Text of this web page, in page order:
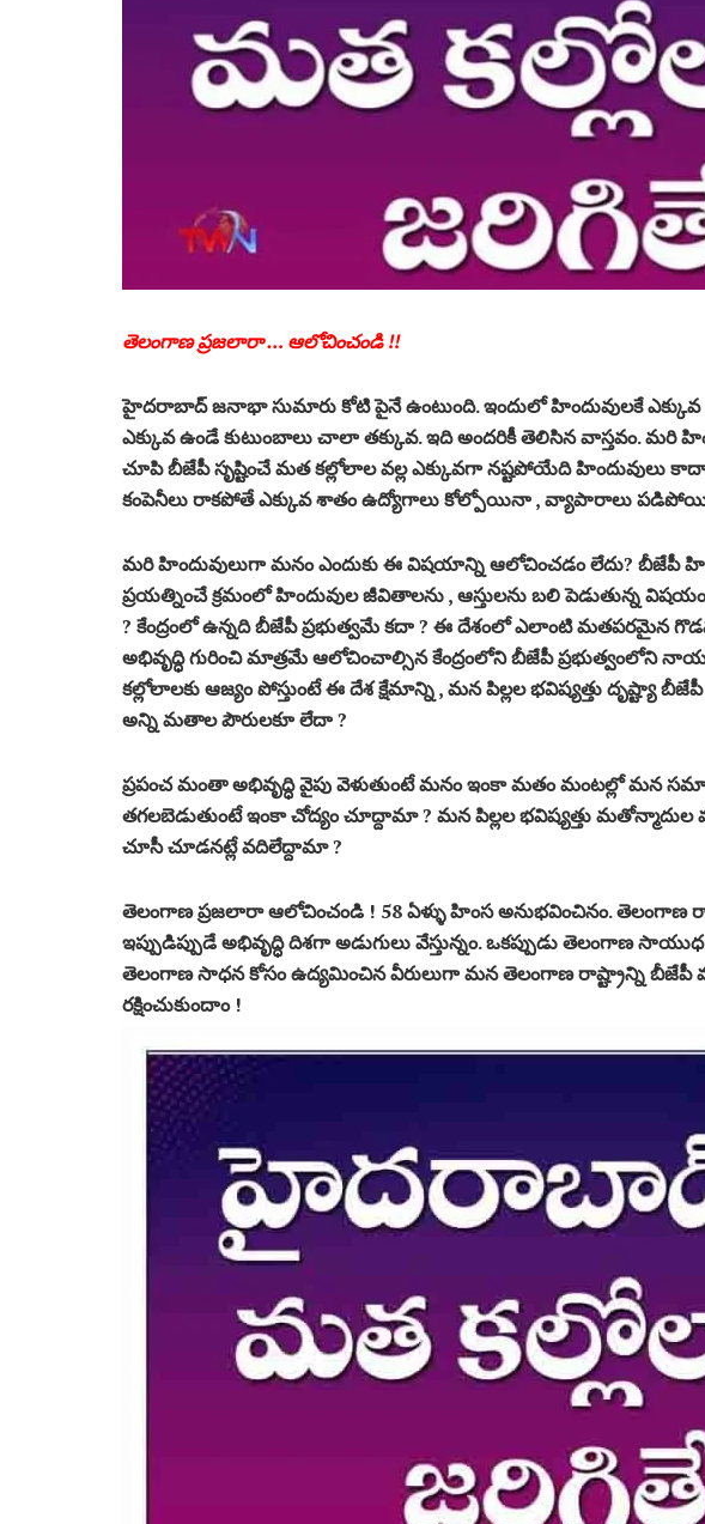
తెలంగాణ ప్రజలారా … ఆలోచించండి !!
హైదరాబాద్ జనాభా సుమారు కోటి పైనే ఉంటుంది. ఇందులో హిందువులకే ఎక్కువ
ఎక్కువ ఉండే కుటుంబాలు చాలా తక్కువ. ఇది అందరికీ తెలిసిన వాస్తవం. మరి
చూపి బీజేపీ సృష్టించే మత కల్లోలాల వల్ల ఎక్కువగా నష్టపోయేది హిందువులు
కంపెనీలు రాకపోతే ఎక్కువ శాతం ఉద్యోగాలు కోల్పోయినా , వ్యాపారాలు పడిపోయినా
మరి హిందువులుగా మనం ఎందుకు ఈ విషయాన్ని ఆలోచించడం లేదు? బీజేపీ
ప్రయత్నించే క్రమంలో హిందువుల జీవితాలను , ఆస్తులను బలి పెడుతున్న విషయం
? కేంద్రంలో ఉన్నది బీజేపీ ప్రభుత్వమే కదా ? ఈ దేశంలో ఎలాంటి మతపరమైన
అభివృద్ధి గురించి మాత్రమే ఆలోచించాల్సిన కేంద్రంలోని బీజేపీ ప్రభుత్వంలోని
కల్లోలాలకు ఆజ్యం పోస్తుంటే ఈ దేశ క్షేమాన్ని , మన పిల్లల భవిష్యత్తు దృష్ట్యా
అన్ని మతాల పౌరులకూ లేదా ?
ప్రపంచ మంతా అభివృద్ధి వైపు వెళుతుంటే మనం ఇంకా మతం మంటల్లో మన
తగలబెడుతుంటే ఇంకా చోద్యం చూద్దామా ? మన పిల్లల భవిష్యత్తు మతోన్మాదుల
చూసీ చూడనట్లే వదిలేద్దామా ?
తెలంగాణ ప్రజలారా ఆలోచించండి ! 58 ఏళ్ళు హింస అనుభవించినం. తెలంగాణ
ఇప్పుడిప్పుడే అభివృద్ధి దిశగా అడుగులు వేస్తున్నం. ఒకప్పుడు తెలంగాణ
తెలంగాణ సాధన కోసం ఉద్యమించిన వీరులుగా మన తెలంగాణ రాష్ట్రాన్ని బీజేపీ
రక్షించుకుందాం !